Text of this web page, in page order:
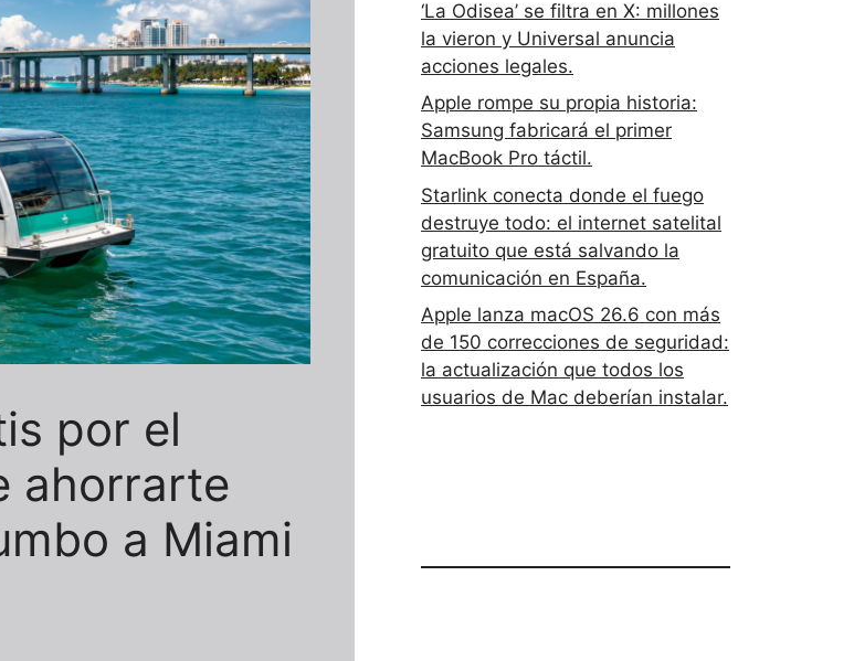
por el
ahorrarte
a Miami
‘La Odisea’ se filtra en X: millones
la vieron y Universal anuncia
acciones legales.
Apple rompe su propia historia:
Samsung fabricará el primer
MacBook Pro táctil.
Starlink conecta donde el fuego
destruye todo: el internet satelital
gratuito que está salvando la
comunicación en España.
Apple lanza macOS 26.6 con más
de 150 correcciones de seguridad:
la actualización que todos los
usuarios de Mac deberían instalar.